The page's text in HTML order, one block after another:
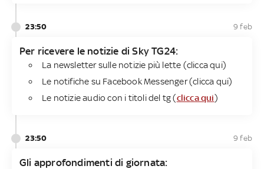
23:50 9 feb
Per ricevere le notizie di Sky TG24​:
La newsletter sulle notizie più lette (clicca qui)
Le notifiche su Facebook Messenger (clicca qui)
Le notizie audio con i titoli del tg (clicca qui)
23:50 9 feb
Gli approfondimenti di giornata: